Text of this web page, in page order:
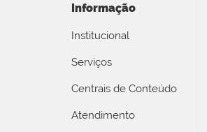
Informação
Institucional
Serviços
Centrais de Conteúdo
Atendimento